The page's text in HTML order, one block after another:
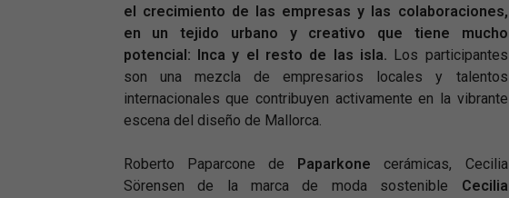
el crecimiento de las empresas y las colaboraciones,
en un tejido urbano y creativo que tiene mucho
potencial: Inca y el resto de las isla. Los participantes
son una mezcla de empresarios locales y talentos
internacionales que contribuyen activamente en la vibrante
escena del diseño de Mallorca.
Roberto Paparcone de Paparkone cerámicas, Cecilia
Sörensen de la marca de moda sostenible Cecilia